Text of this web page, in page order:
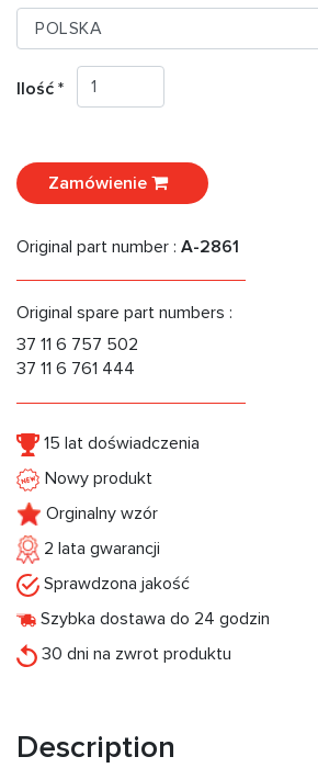
Ilość *
Zamówienie
Original part number : A-2861
Original spare part numbers :
37 11 6 757 502
37 11 6 761 444
15 lat doświadczenia
Nowy produkt
Orginalny wzór
2 lata gwarancji
Sprawdzona jakość
Szybka dostawa do 24 godzin
30 dni na zwrot produktu
Description